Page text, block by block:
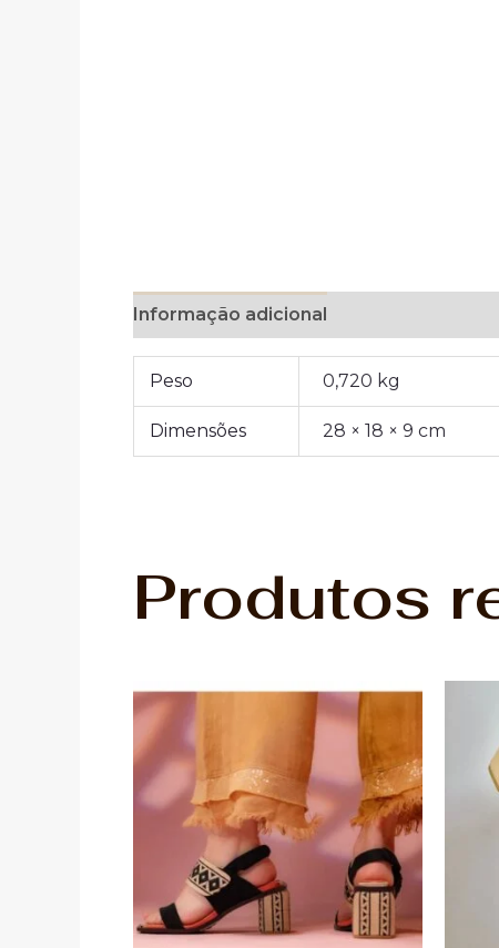
Informação adicional
Peso 0,720 kg
Dimensões 28 × 18 × 9 cm
Produtos